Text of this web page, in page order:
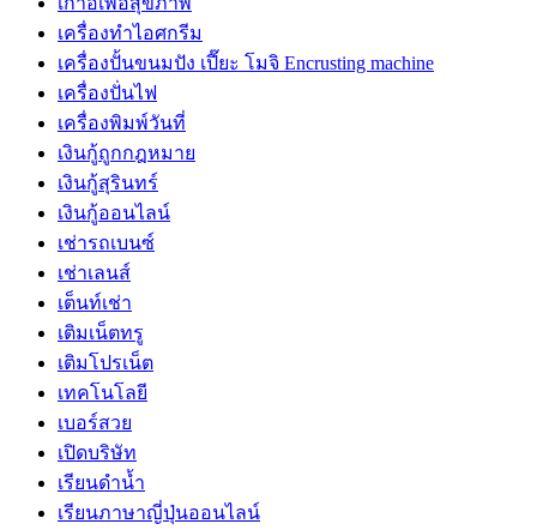
เครื่องทำไอศกรีม
เครื่องปั้นขนมปัง เปี๊ยะ โมจิ Encrusting machine
เครื่องปั่นไฟ
เครื่องพิมพ์วันที่
เงินกู้ถูกกฎหมาย
เงินกู้สุรินทร์
เงินกู้ออนไลน์
เช่ารถเบนซ์
เช่าเลนส์
เต็นท์เช่า
เติมเน็ตทรู
เติมโปรเน็ต
เทคโนโลยี
เบอร์สวย
เปิดบริษัท
เรียนดำน้ำ
เรียนภาษาญี่ปุ่นออนไลน์